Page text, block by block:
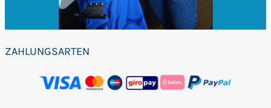
ZAHLUNGSARTEN